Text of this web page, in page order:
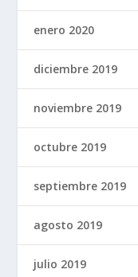
enero 2020
diciembre 2019
noviembre 2019
octubre 2019
septiembre 2019
agosto 2019
julio 2019